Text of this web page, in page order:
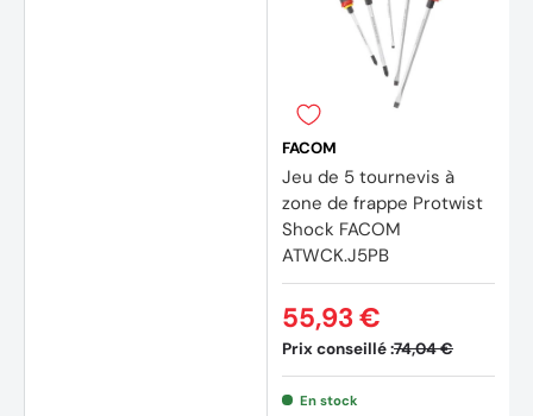
FACOM
Jeu de 5 tournevis à
zone de frappe Protwist
Shock FACOM
ATWCK.J5PB
Prix conseillé :74,04 €
55,93 €
En stock